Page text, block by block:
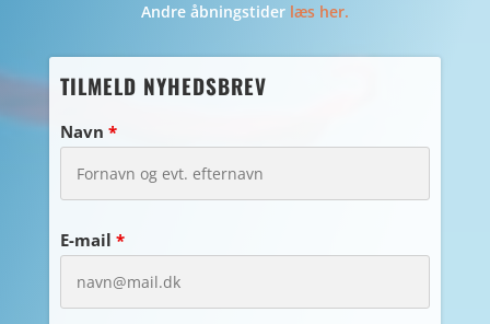
Andre åbningstider læs her.
TILMELD NYHEDSBREV
Navn *
E-mail *